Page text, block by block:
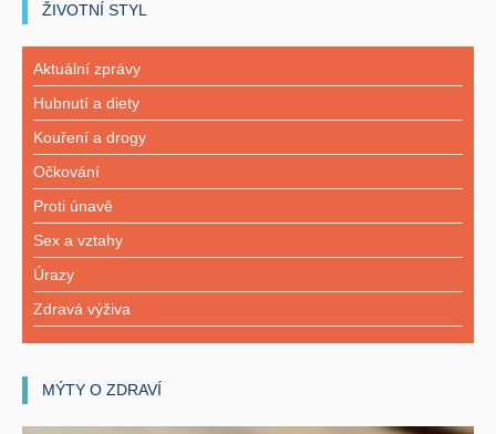
ŽIVOTNÍ STYL
Aktuální zprávy
Hubnutí a diety
Kouření a drogy
Očkování
Proti únavě
Sex a vztahy
Úrazy
Zdravá výživa
MÝTY O ZDRAVÍ